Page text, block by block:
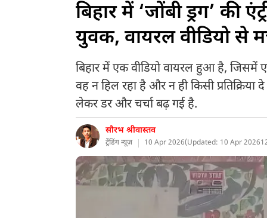
बिहार में ‘जोंबी ड्रग’ की
युवक, वायरल वीडियो से
बिहार में एक वीडियो वायरल हुआ है,
वह न हिल रहा है और न ही किसी प्रतिक्रिया
लेकर डर और चर्चा बढ़ गई है.
सौरभ श्रीवास्तव
ट्रेंडिंग न्यूज़ 10 Apr 2026(Updated: 10 Apr 2026